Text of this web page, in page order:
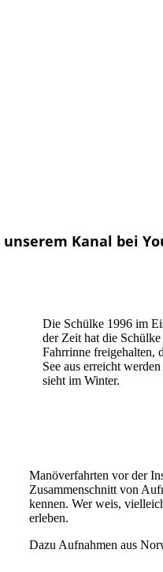
Kanal bei
Die Schülke 1996 im
der Zeit hat die
Fahrrinne freigehalten,
See aus erreicht
sieht im Winter.
Manöverfahrten vor der
Zusammenschnitt von
kennen. Wer weis,
erleben.
Dazu Aufnahmen aus